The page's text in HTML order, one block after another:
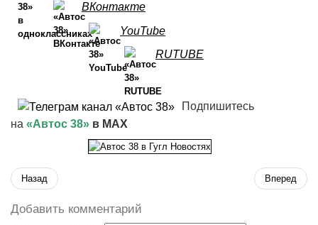
ВКонтакте
YouTube
RUTUBE
Подпишитесь
на «Автос 38» в MAX
Назад Вперед
Добавить комментарий